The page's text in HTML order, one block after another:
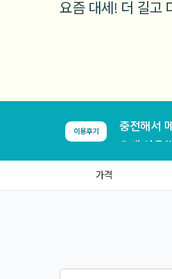
요즘 대세! 더 길고
이용후기
가격